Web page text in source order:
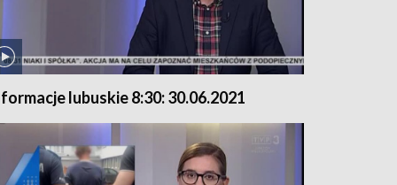
lubuskie 8:30: 30.06.2021